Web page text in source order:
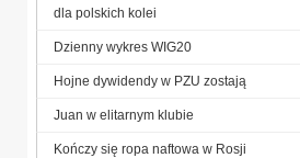
dla polskich kolei
Dzienny wykres WIG20
Hojne dywidendy w PZU zostają
Juan w elitarnym klubie
Kończy się ropa naftowa w Rosji